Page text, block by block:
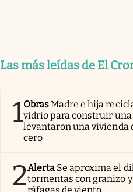
Las más leídas de El
1ObrasMadre e hija
vidrio para construir una
levantaron una vivienda
cero
2Alerta Se aproxima el
tormentas con granizo
ráfagas de viento